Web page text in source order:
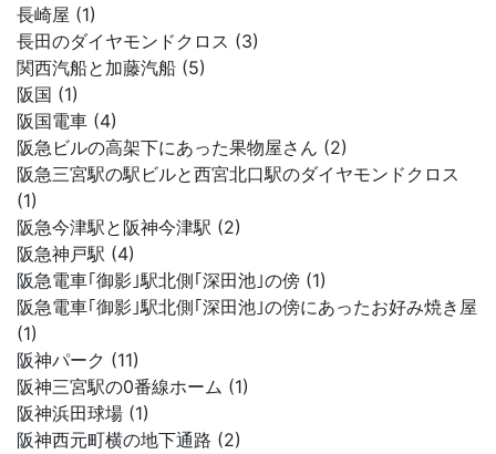
長崎屋 (1)
長田のダイヤモンドクロス (3)
関西汽船と加藤汽船 (5)
阪国 (1)
阪国電車 (4)
阪急ビルの高架下にあった果物屋さん (2)
阪急三宮駅の駅ビルと西宮北口駅のダイヤモンドクロス
(1)
阪急今津駅と阪神今津駅 (2)
阪急神戸駅 (4)
阪急電車｢御影｣駅北側｢深田池｣の傍 (1)
阪急電車｢御影｣駅北側｢深田池｣の傍にあったお好み焼き屋
(1)
阪神パーク (11)
阪神三宮駅の0番線ホーム (1)
阪神浜田球場 (1)
阪神西元町横の地下通路 (2)